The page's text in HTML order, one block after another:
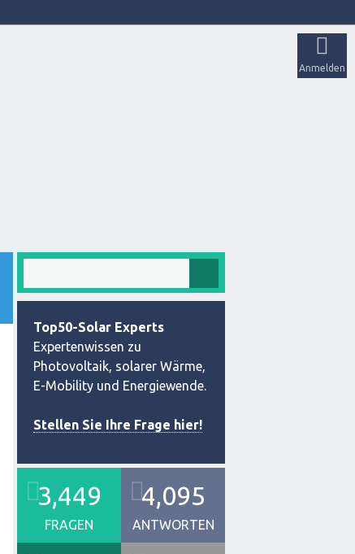
Anmelden
Top50-Solar Experts
Expertenwissen zu
Photovoltaik, solarer Wärme,
E-Mobility und Energiewende.
Stellen Sie Ihre Frage hier!
3,449
FRAGEN
4,095
ANTWORTEN